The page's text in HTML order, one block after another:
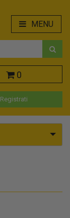
MENU
0
Registrati